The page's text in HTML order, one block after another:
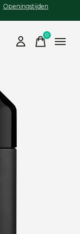
Openingstijden
0items